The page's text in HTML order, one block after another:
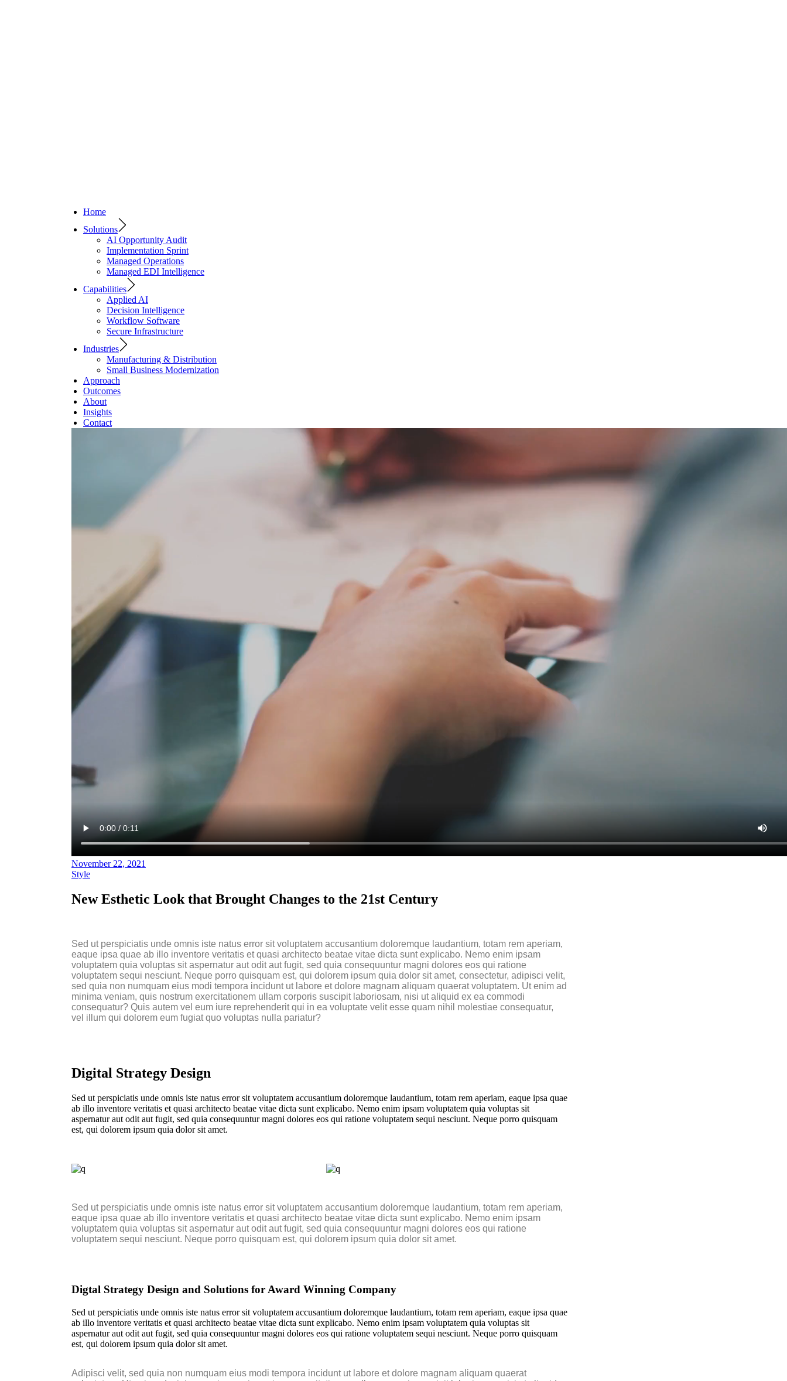
Home
Solutions
AI Opportunity Audit
Implementation Sprint
Managed Operations
Managed EDI Intelligence
Capabilities
Applied AI
Decision Intelligence
Workflow Software
Secure Infrastructure
Industries
Manufacturing & Distribution
Small Business Modernization
Approach
Outcomes
About
Insights
Contact
November 22, 2021
Style
New Esthetic Look that Brought Changes to the 21st Century
Sed ut perspiciatis unde omnis iste natus error sit voluptatem accusantium doloremque laudantium, totam rem aperiam,
eaque ipsa quae ab illo inventore veritatis et quasi architecto beatae vitae dicta sunt explicabo. Nemo enim ipsam
voluptatem quia voluptas sit aspernatur aut odit aut fugit, sed quia consequuntur magni dolores eos qui ratione
voluptatem sequi nesciunt. Neque porro quisquam est, qui dolorem ipsum quia dolor sit amet, consectetur, adipisci velit,
sed quia non numquam eius modi tempora incidunt ut labore et dolore magnam aliquam quaerat voluptatem. Ut enim ad
minima veniam, quis nostrum exercitationem ullam corporis suscipit laboriosam, nisi ut aliquid ex ea commodi
consequatur? Quis autem vel eum iure reprehenderit qui in ea voluptate velit esse quam nihil molestiae consequatur,
vel illum qui dolorem eum fugiat quo voluptas nulla pariatur?
Digital Strategy Design
Sed ut perspiciatis unde omnis iste natus error sit voluptatem accusantium doloremque laudantium, totam rem aperiam, eaque ipsa quae
ab illo inventore veritatis et quasi architecto beatae vitae dicta sunt explicabo. Nemo enim ipsam voluptatem quia voluptas sit
aspernatur aut odit aut fugit, sed quia consequuntur magni dolores eos qui ratione voluptatem sequi nesciunt. Neque porro quisquam
est, qui dolorem ipsum quia dolor sit amet.
Sed ut perspiciatis unde omnis iste natus error sit voluptatem accusantium doloremque laudantium, totam rem aperiam,
eaque ipsa quae ab illo inventore veritatis et quasi architecto beatae vitae dicta sunt explicabo. Nemo enim ipsam
voluptatem quia voluptas sit aspernatur aut odit aut fugit, sed quia consequuntur magni dolores eos qui ratione
voluptatem sequi nesciunt. Neque porro quisquam est, qui dolorem ipsum quia dolor sit amet.
Digtal Strategy Design and Solutions for Award Winning Company
Sed ut perspiciatis unde omnis iste natus error sit voluptatem accusantium doloremque laudantium, totam rem aperiam, eaque ipsa quae
ab illo inventore veritatis et quasi architecto beatae vitae dicta sunt explicabo. Nemo enim ipsam voluptatem quia voluptas sit
aspernatur aut odit aut fugit, sed quia consequuntur magni dolores eos qui ratione voluptatem sequi nesciunt. Neque porro quisquam
est, qui dolorem ipsum quia dolor sit amet.
Adipisci velit, sed quia non numquam eius modi tempora incidunt ut labore et dolore magnam aliquam quaerat